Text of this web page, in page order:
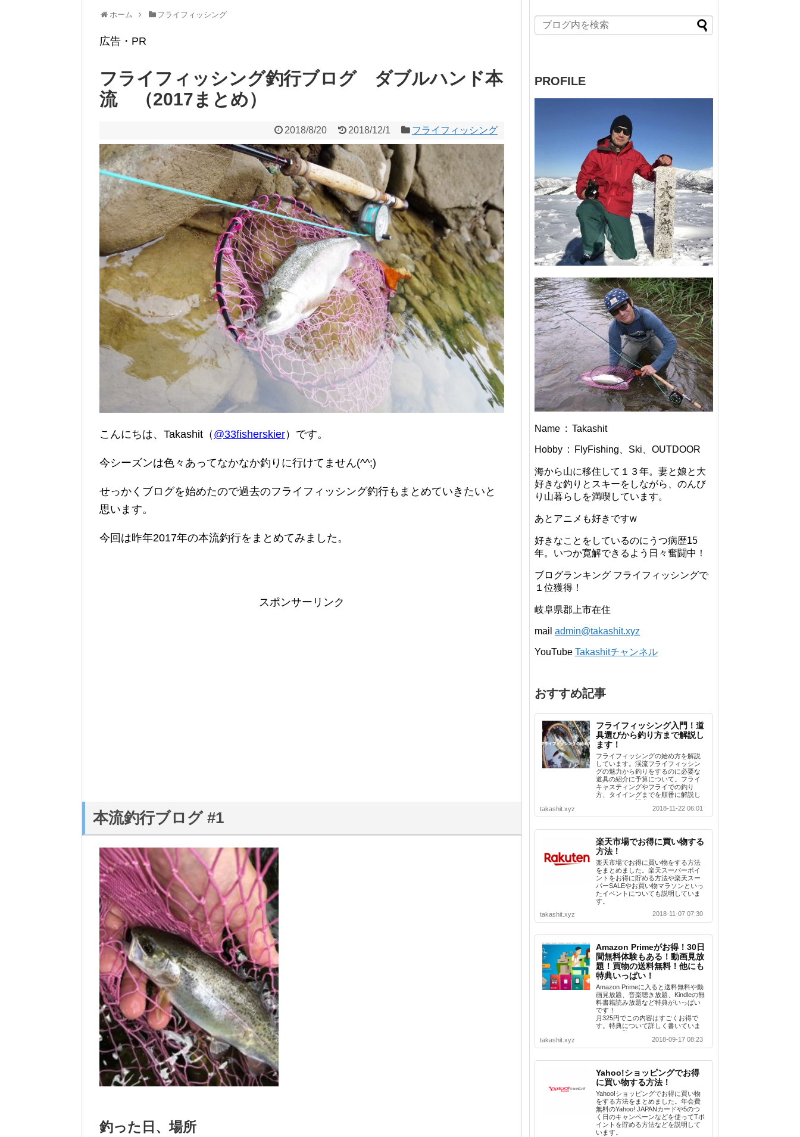
ホーム フライフィッシング
広告・PR
フライフィッシング釣行ブログ ダブルハンド本
流 （2017まとめ）
2018/8/20 2018/12/1 フライフィッシング
こんにちは、Takashit（ @33fisherskier）です。
今シーズンは色々あってなかなか釣りに行けてません(^^;)
せっかくブログを始めたので過去のフライフィッシング釣行もまとめていきたいと
思います。
今回は昨年2017年の本流釣行をまとめてみました。
スポンサーリンク
本流釣行ブログ #1
釣った日、場所
PROFILE
Name : Takashit
Hobby : FlyFishing、Ski、OUTDOOR
海から山に移住して１３年。妻と娘と大
好きな釣りとスキーをしながら、のんび
り山暮らしを満喫しています。
あとアニメも好きですw
好きなことをしているのにうつ病歴15
年。いつか寛解できるよう日々奮闘中！
ブログランキング フライフィッシングで
１位獲得！
岐阜県郡上市在住
mail admin@takashit.xyz
YouTube Takashitチャンネル
おすすめ記事
フライフィッシング入門！道
具選びから釣り方まで解説し
ます！
フライフィッシングの始め方を解説
しています。渓流フライフィッシン
グの魅力から釣りをするのに必要な
道具の紹介に予算について。フライ
キャスティングやフライでの釣り
方、タイイングまでを順番に解説し
takashit.xyz
2018-11-22 06:01
楽天市場でお得に買い物する
方法！
楽天市場でお得に買い物をする方法
をまとめました。楽天スーパーポイ
ントをお得に貯める方法や楽天スー
パーSALEやお買い物マラソンといっ
たイベントについても説明していま
す。
takashit.xyz
2018-11-07 07:30
Amazon Primeがお得！30日
間無料体験もある！動画見放
題！買物の送料無料！他にも
特典いっぱい！
Amazon Primeに入ると送料無料や動
画見放題、音楽聴き放題、Kindleの無
料書籍読み放題など特典がいっぱい
です！
月325円でこの内容はすごくお得で
す。特典について詳しく書いていま
takashit.xyz
2018-09-17 08:23
Yahoo!ショッピングでお得
に買い物する方法！
Yahoo!ショッピングでお得に買い物
をする方法をまとめました。年会費
無料のYahoo! JAPANカードや5のつ
く日のキャンペーンなどを使ってTポ
イントを貯める方法などを説明して
います。